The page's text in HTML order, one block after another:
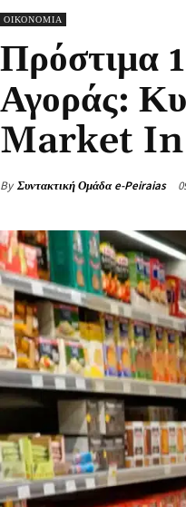
ΟΙΚΟΝΟΜΙΑ
Πρόστιμα
Αγοράς:
Market In
By Συντακτική Ομάδα e-Peiraias